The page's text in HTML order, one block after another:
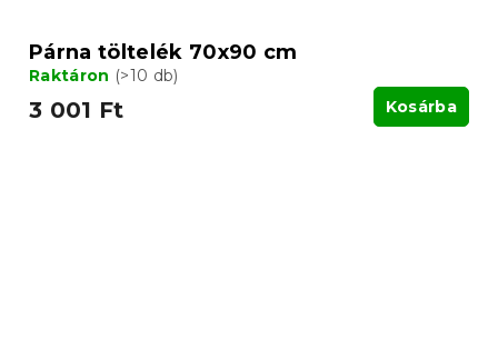
Párna töltelék 70x90 cm
Raktáron (>10 db)
3 001 Ft Kosárba